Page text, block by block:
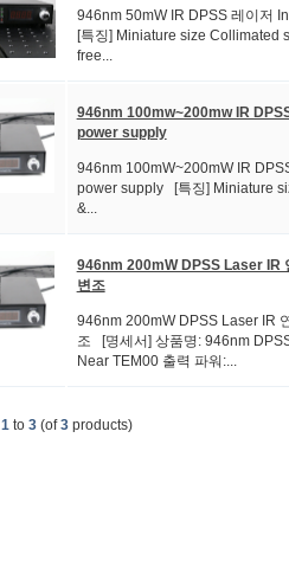
946nm 50mW IR DPSS 레이저
[특징] Miniature size Collimated
free...
946nm 100mw~200mw IR
power supply
946nm 100mW~200mW IR
power supply [특징] Miniature
&...
946nm 200mW DPSS Laser IR
변조
946nm 200mW DPSS Laser IR
조 [명세서] 상품명: 946nm
Near TEM00 출력 파워:...
1to 3(of3products)